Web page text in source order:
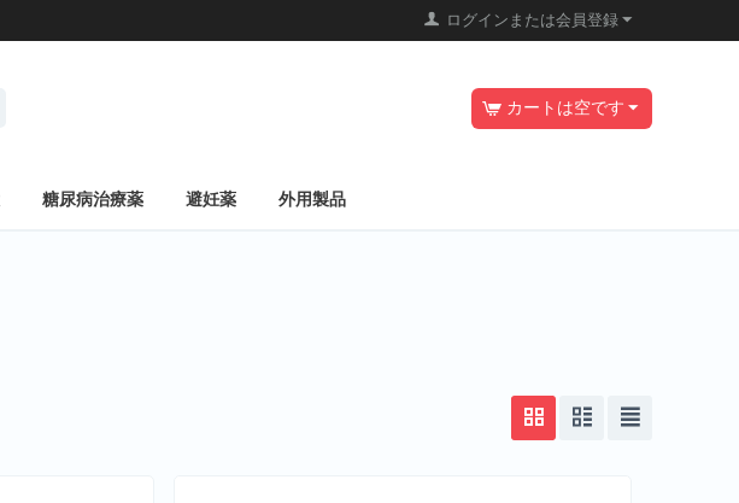
ログインまたは会員登録
カートは空です
糖尿病治療薬 避妊薬 外用製品